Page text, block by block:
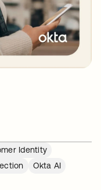
Identity
Okta AI